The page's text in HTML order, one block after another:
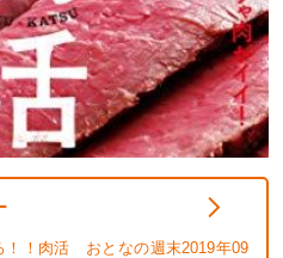
！！肉活 おとなの週末2019年09